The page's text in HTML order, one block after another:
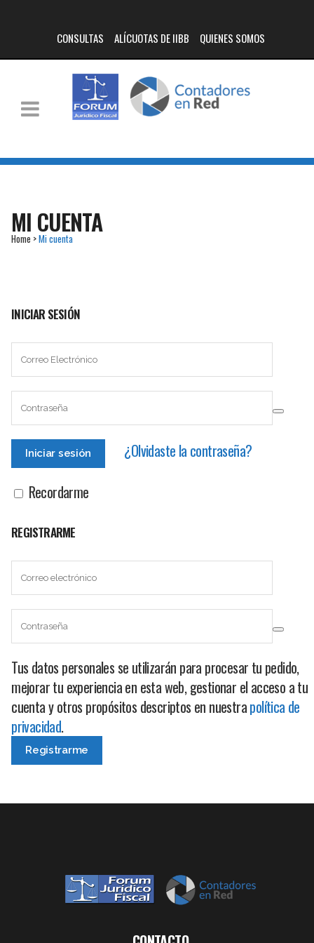
CONSULTAS ALÍCUOTAS DE IIBB QUIENES SOMOS
MI CUENTA
Home >Mi cuenta
INICIAR SESIÓN
¿Olvidaste la contraseña?
Recordarme
REGISTRARME
Tus datos personales se utilizarán para procesar tu pedido,
mejorar tu experiencia en esta web, gestionar el acceso a tu
cuenta y otros propósitos descriptos en nuestrapolítica de
privacidad.